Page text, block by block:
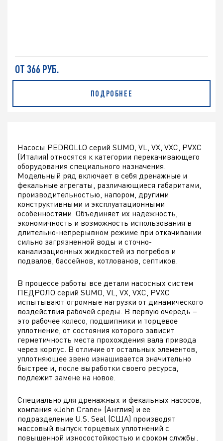
ОТ 366 РУБ.
ПОДРОБНЕЕ
Насосы PEDROLLO серий SUMO, VL, VX, VXC, PVXC
(Италия) относятся к категории перекачивающего
оборудования специального назначения.
Модельный ряд включает в себя дренажные и
фекальные агрегаты, различающиеся габаритами,
производительностью, напором, другими
конструктивными и эксплуатационными
особенностями. Объединяет их надежность,
экономичность и возможность использования в
длительно-непрерывном режиме при откачивании
сильно загрязненной воды и сточно-
канализационных жидкостей из погребов и
подвалов, бассейнов, котлованов, септиков.
В процессе работы все детали насосных систем
ПЕДРОЛО серий SUMO, VL, VX, VXC, PVXC
испытывают огромные нагрузки от динамического
воздействия рабочей среды. В первую очередь –
это рабочее колесо, подшипники и торцевое
уплотнение, от состояния которого зависит
герметичность места прохождения вала привода
через корпус. В отличие от остальных элементов,
уплотняющее звено изнашивается значительно
быстрее и, после выработки своего ресурса,
подлежит замене на новое.
Специально для дренажных и фекальных насосов,
компания «John Crane» (Англия) и ее
подразделение U.S. Seal (США) производят
массовый выпуск торцевых уплотнений с
повышенной износостойкостью и сроком службы.